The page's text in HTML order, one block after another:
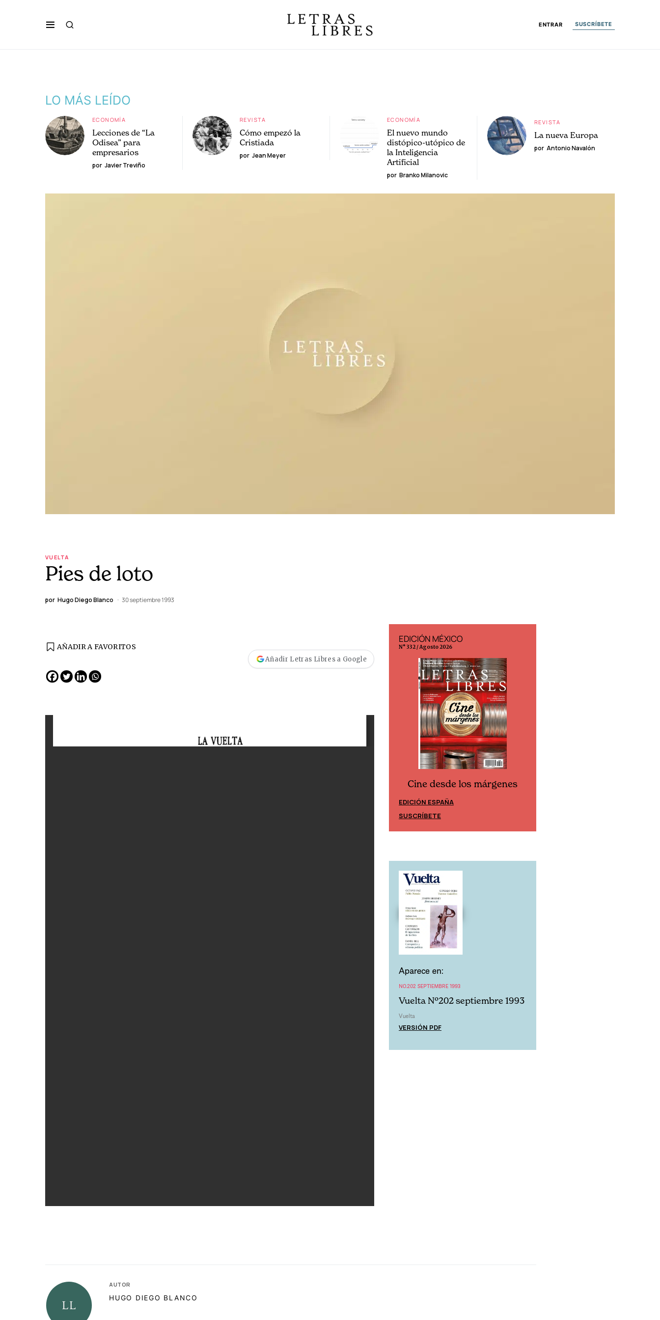
ENTRAR SUSCRÍBETE
LO MÁS LEÍDO
ECONOMÍA
Lecciones de “La
Odisea” para
empresarios
por Javier Treviño
REVISTA
Cómo empezó la
Cristiada
por Jean Meyer
ECONOMÍA
El nuevo mundo
distópico-utópico de
la Inteligencia
Artificial
por Branko Milanovic
REVISTA
La nueva Europa
por Antonio Navalón
VUELTA
Pies de loto
por Hugo Diego Blanco 30 septiembre 1993
AÑADIR A FAVORITOS
Añadir Letras Libres a Google
EDICIÓN MÉXICO
N° 332 / Agosto 2026
Cine desde los márgenes
EDICIÓN ESPAÑA
SUSCRÍBETE
Aparece en:
NO.202 SEPTIEMBRE 1993
Vuelta Nº202 septiembre 1993
Vuelta
VERSIÓN PDF
AUTOR
HUGO DIEGO BLANCO